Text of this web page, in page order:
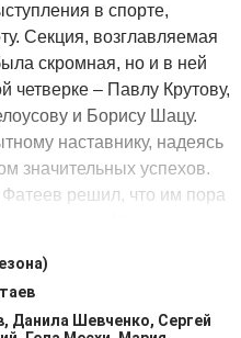
в спорте,
Секция, возглавляемая
скромная, но и в ней
четверке – Павлу Крутову,
и Борису Шацу.
наставнику, надеясь
значительных успехов.
решил, что им пора
Мужчина
России.
и настырности одного
Данила Шевченко, Сергей